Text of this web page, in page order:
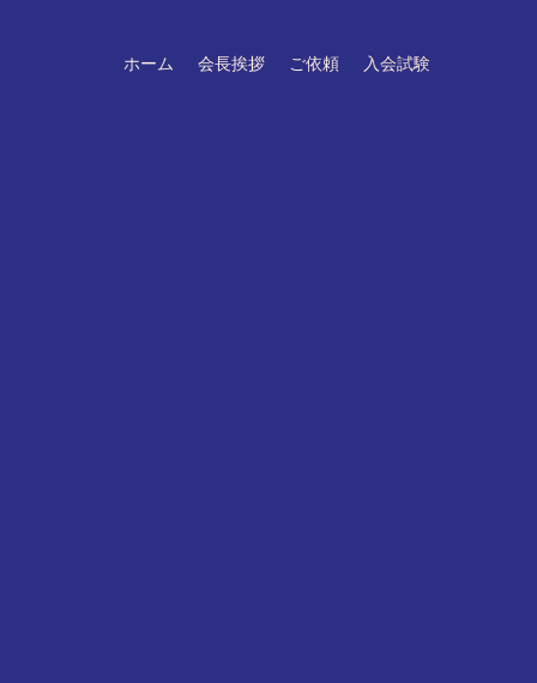
ホーム 会長挨拶 ご依頼 入会試験